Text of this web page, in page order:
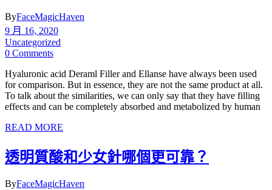
ByFaceMagicHaven
9 月 16, 2020
Uncategorized
0 Comments
Hyaluronic acid Deraml Filler and Ellanse have always been used
for comparison. But in essence, they are not the same product at all.
To talk about the similarities, we can only say that they have filling
effects and can be completely absorbed and metabolized by human
READ MORE
透明質酸和少女針哪個更可靠？
ByFaceMagicHaven